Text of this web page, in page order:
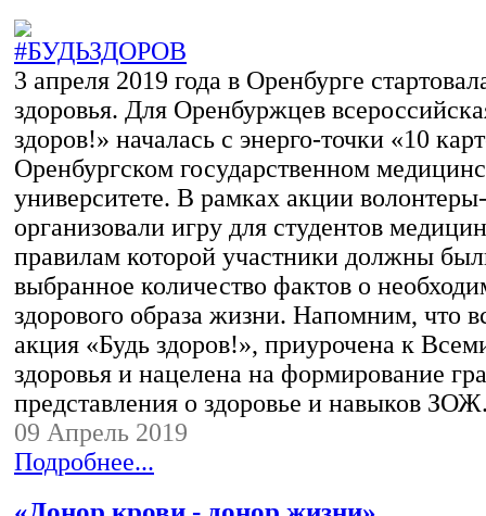
3 апреля 2019 года в Оренбурге
здоровья. Для Оренбуржцев
здоров!» началась с энерго-точки «10
Оренбургском государственном
университете. В рамках акции
организовали игру для студентов
правилам которой участники должны
выбранное количество фактов о
здорового образа жизни. Напомним, что
акция «Будь здоров!», приурочена к
здоровья и нацелена на формирование
представления о здоровье и навыков
09 Апрель 2019
Подробнее...